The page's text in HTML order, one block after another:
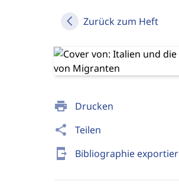
Zurück zum Heft
print Drucken
share Teilen
send_to_mobile Bibliographie